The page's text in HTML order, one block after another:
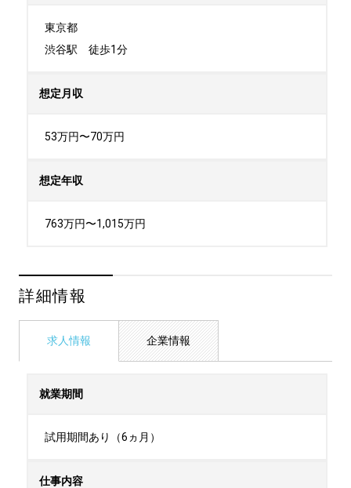
東京都
渋谷駅　徒歩1分
想定月収
53万円〜70万円
想定年収
763万円〜1,015万円
詳細情報
求人情報 企業情報
就業期間
試用期間あり（6ヵ月）
仕事内容